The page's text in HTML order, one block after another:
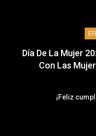
Día De La Mujer
Con Las
¡Feliz